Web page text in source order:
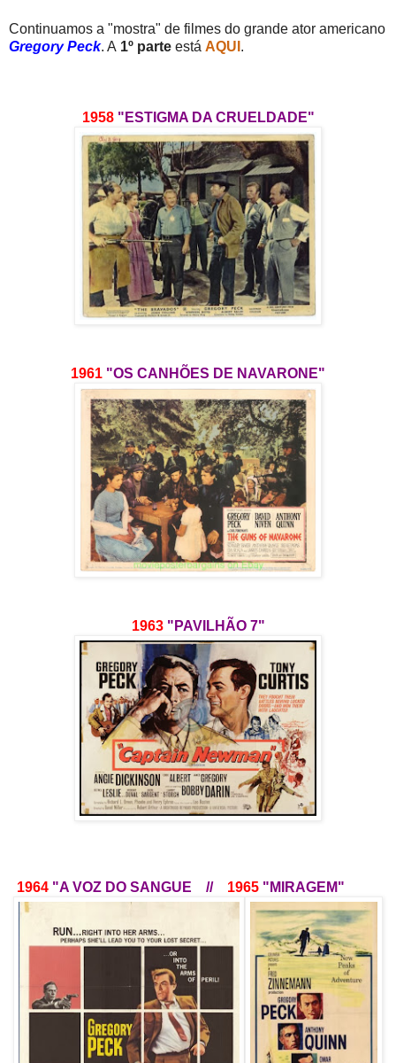
Continuamos a "mostra" de filmes do grande ator americano
Gregory Peck. A 1º parte está AQUI .
1958 "ESTIGMA DA CRUELDADE"
1961 "OS CANHÕES DE NAVARONE"
1963 "PAVILHÃO 7"
1964 "A VOZ DO SANGUE // 1965"MIRAGEM"